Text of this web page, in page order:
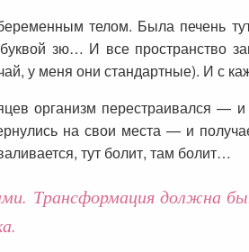
телом. Была печень
зю… И все
у меня они стандартные). И с
организм перестраивался
на свои места — и
тут болит, там болит…
Трансформация должна